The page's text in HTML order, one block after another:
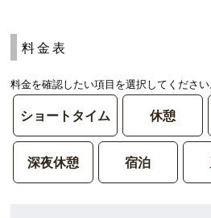
料金表
料金を確認したい項目を選択してください
ショートタイム 休憩
深夜休憩 宿泊